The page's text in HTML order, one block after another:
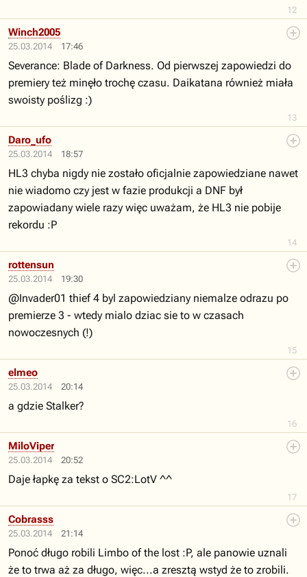
12
25.03.2014 17:46
13
Winch2005
Severance: Blade of Darkness. Od pierwszej zapowiedzi do
premiery też minęło trochę czasu. Daikatana również miała
swoisty poślizg :)
25.03.2014 18:57
14
Daro_ufo
HL3 chyba nigdy nie zostało oficjalnie zapowiedziane nawet
nie wiadomo czy jest w fazie produkcji a DNF był
zapowiadany wiele razy więc uważam, że HL3 nie pobije
rekordu :P
25.03.2014 19:30
15
rottensun
@Invader01 thief 4 byl zapowiedziany niemalze odrazu po
premierze 3 - wtedy mialo dziac sie to w czasach
nowoczesnych (!)
25.03.2014 20:14
16
elmeo
a gdzie Stalker?
25.03.2014 20:52
17
MiloViper
Daje łapkę za tekst o SC2:LotV ^^
25.03.2014 21:14
Cobrasss
Ponoć długo robili Limbo of the lost :P, ale panowie uznali
że to trwa aż za długo, więc...a zresztą wstyd że to zrobili.